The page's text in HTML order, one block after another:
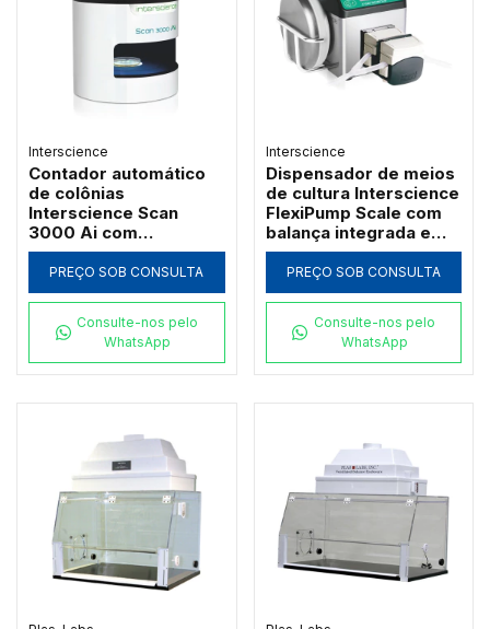
Interscience
Contador automático
de colônias
Interscience Scan
3000 Ai com
inteligência artificial e
câmera Ultra HD
PREÇO SOB CONSULTA
Consulte-nos pelo
WhatsApp
Interscience
Dispensador de meios
de cultura Interscience
FlexiPump Scale com
balança integrada e
rastreabilidade
PREÇO SOB CONSULTA
Consulte-nos pelo
WhatsApp